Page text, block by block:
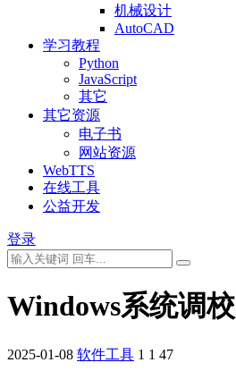
机械设计
AutoCAD
学习教程
Python
JavaScript
其它
其它资源
电子书
网站资源
WebTTS
在线工具
公益开发
登录
Windows系统调校
2025-01-08 软件工具 1 1 47